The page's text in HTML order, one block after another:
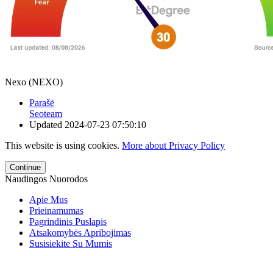
Nexo (NEXO)
Parašė
Seoteam
Updated 2024-07-23 07:50:10
This website is using cookies. More about Privacy Policy
Continue
Naudingos Nuorodos
Apie Mus
Prieinamumas
Pagrindinis Puslapis
Atsakomybės Apribojimas
Susisiekite Su Mumis